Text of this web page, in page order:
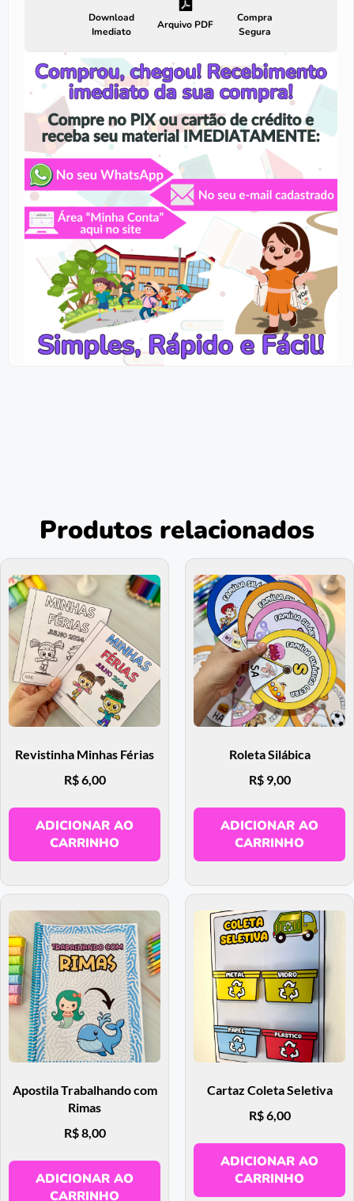
Download
Imediato
Arquivo PDF
Compra
Segura
Produtos relacionados
Revistinha Minhas Férias
R$6,00
ADICIONAR AO
CARRINHO
Roleta Silábica
R$9,00
ADICIONAR AO
CARRINHO
Apostila Trabalhando com
Rimas
R$8,00
ADICIONAR AO
CARRINHO
Cartaz Coleta Seletiva
R$6,00
ADICIONAR AO
CARRINHO